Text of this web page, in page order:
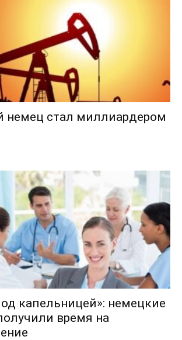
немец стал миллиардером
капельницей»: немецкие
время на